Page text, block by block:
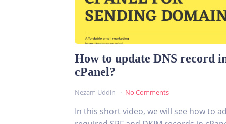
How to update DNS record
cPanel?
Nezam Uddin No Comments
In this short video, we will see how to